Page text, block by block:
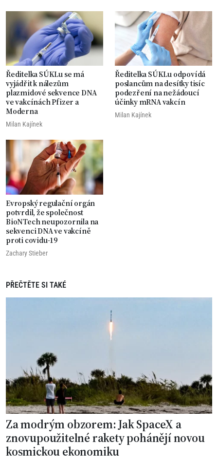
Ředitelka SÚKLu se má
vyjádřit k nálezům
plazmidové sekvence DNA
ve vakcínách Pfizer a
Moderna
Milan Kajínek
Ředitelka SÚKLu odpovídá
poslancům na desítky tisíc
podezření na nežádoucí
účinky mRNA vakcín
Milan Kajínek
Evropský regulační orgán
potvrdil, že společnost
BioNTech neupozornila na
sekvenci DNA ve vakcíně
proti covidu-19
Zachary Stieber
PŘEČTĚTE SI TAKÉ
Za modrým obzorem: Jak SpaceX a
znovupoužitelné rakety pohánějí novou
kosmickou ekonomiku